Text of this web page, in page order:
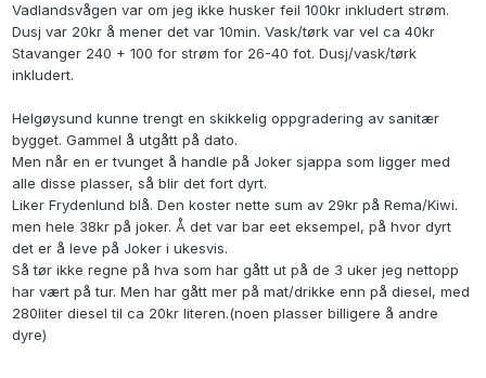
Vadlandsvågen var om jeg ikke husker feil 100kr inkludert strøm.
Dusj var 20kr å mener det var 10min. Vask/tørk var vel ca 40kr
Stavanger 240 + 100 for strøm for 26-40 fot. Dusj/vask/tørk
inkludert.
Helgøysund kunne trengt en skikkelig oppgradering av sanitær
bygget. Gammel å utgått på dato.
Men når en er tvunget å handle på Joker sjappa som ligger med
alle disse plasser, så blir det fort dyrt.
Liker Frydenlund blå. Den koster nette sum av 29kr på Rema/Kiwi.
men hele 38kr på joker. Å det var bar eet eksempel, på hvor dyrt
det er å leve på Joker i ukesvis.
Så tør ikke regne på hva som har gått ut på de 3 uker jeg nettopp
har vært på tur. Men har gått mer på mat/drikke enn på diesel, med
280liter diesel til ca 20kr literen.(noen plasser billigere å andre
dyre)